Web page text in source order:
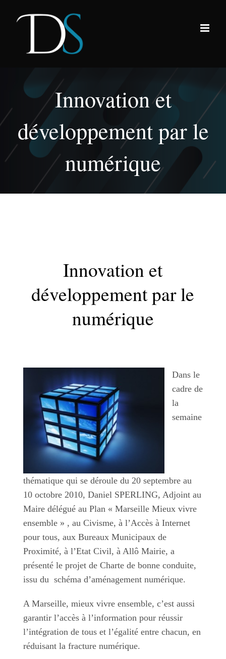
Innovation et
développement par le
numérique
Innovation et
développement par le
numérique
Dans le
cadre de
la
semaine
thématique qui se déroule du 20 septembre au
10 octobre 2010, Daniel SPERLING, Adjoint au
Maire délégué au Plan « Marseille Mieux vivre
ensemble » , au Civisme, à l’Accès à Internet
pour tous, aux Bureaux Municipaux de
Proximité, à l’Etat Civil, à Allô Mairie, a
présenté le projet de Charte de bonne conduite,
issu du schéma d’aménagement numérique.
A Marseille, mieux vivre ensemble, c’est aussi
garantir l’accès à l’information pour réussir
l’intégration de tous et l’égalité entre chacun, en
réduisant la fracture numérique.